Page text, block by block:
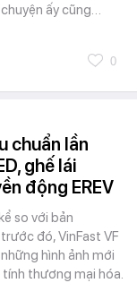
ấy cũng…
0
chuẩn lần
ghế lái
động EREV
so với bản
đó, VinFast VF
hình ảnh mới
thương mại hóa.